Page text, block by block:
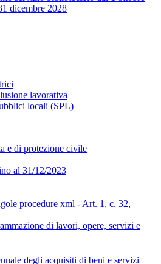
dicembre 2028
lavorativa
locali (SPL)
e di protezione civile
al 31/12/2023
procedure xml - Art. 1, c. 32,
di lavori, opere, servizi e
degli acquisiti di beni e servizi